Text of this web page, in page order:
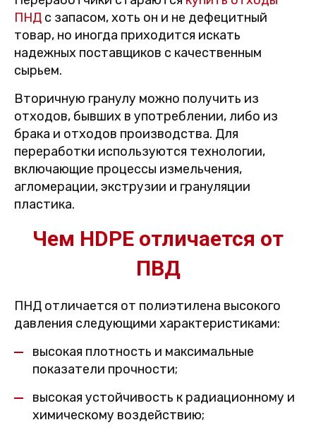
ПНД с запасом, хоть он и не дефецитный
товар, но иногда приходится искать
надежных поставщиков с качественным
сырьем.
Вторичную гранулу можно получить из
отходов, бывших в употреблении, либо из
брака и отходов производства. Для
переработки используются технологии,
включающие процессы измельчения,
агломерации, экструзии и грануляции
пластика.
Чем HDPE отличается от
ПВД
ПНД отличается от полиэтилена высокого
давления следующими характеристиками:
высокая плотность и максимальные
показатели прочности;
высокая устойчивость к радиационному и
химическому воздействию;